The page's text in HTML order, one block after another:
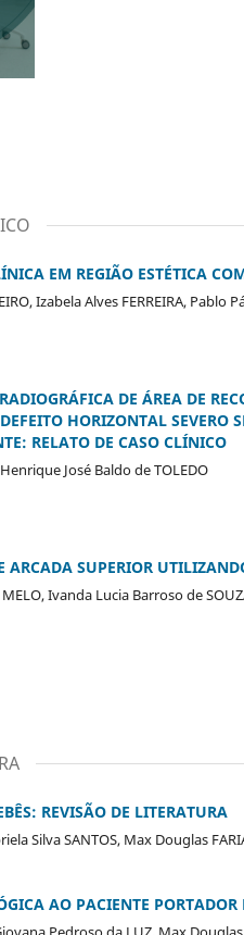
EM REGIÃO ESTÉTICA
Izabela Alves FERREIRA, Pablo
DE ÁREA DE
HORIZONTAL SEVERO
RELATO DE CASO CLÍNICO
José Baldo de TOLEDO
ARCADA SUPERIOR
Ivanda Lucia Barroso de
REVISÃO DE LITERATURA
Silva SANTOS, Max Douglas
AO PACIENTE